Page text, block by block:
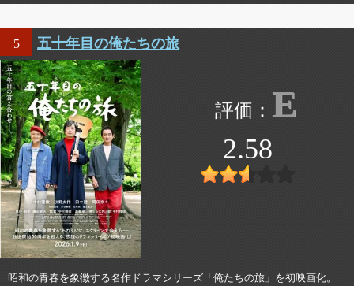
5 五十年目の俺たちの旅
E
2.58
昭和の青春を象徴する名作ドラマシリーズ「俺たちの旅」を初映画化。